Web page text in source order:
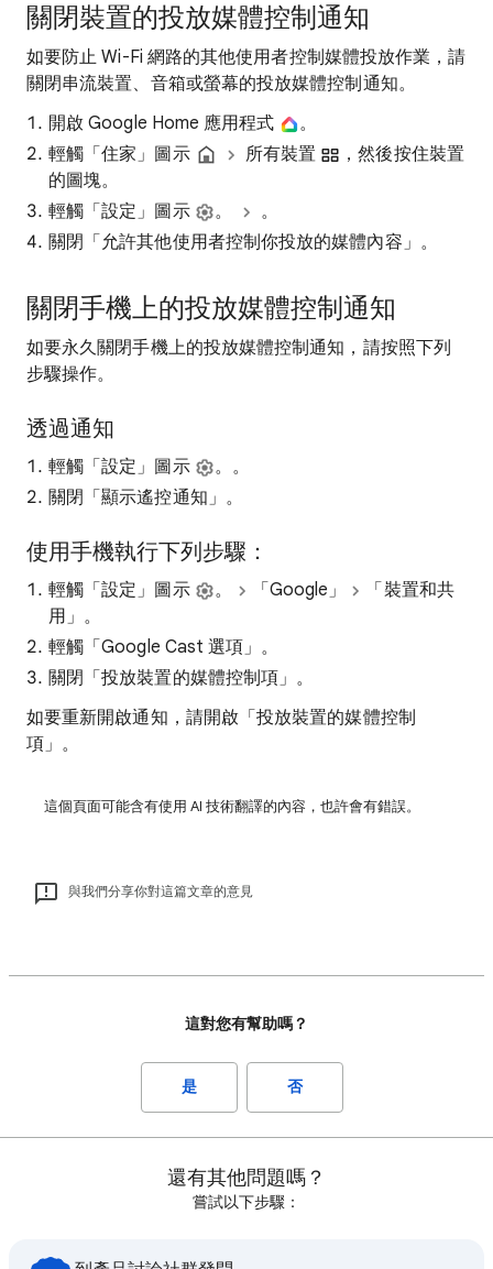
關閉裝置的投放媒體控制通知
如要防止 Wi-Fi 網路的其他使用者控制媒體投放作業，請
關閉串流裝置、音箱或螢幕的投放媒體控制通知。
開啟 Google Home 應用程式
。
輕觸「住家」圖示
所有裝置
，然後按住裝置
的圖塊。
輕觸「設定」圖示
。
。
關閉「允許其他使用者控制你投放的媒體內容」 。
關閉手機上的投放媒體控制通知
如要永久關閉手機上的投放媒體控制通知，請按照下列
步驟操作。
透過通知
輕觸「設定」圖示
。。
關閉「顯示遙控通知」 。
使用手機執行下列步驟：
輕觸「設定」圖示 。 「Google」
「裝置和共
用」 。
輕觸「Google Cast 選項」 。
關閉「投放裝置的媒體控制項」 。
如要重新開啟通知，請開啟「投放裝置的媒體控制
項」 。
這個頁面可能含有使用 AI 技術翻譯的內容，也許會有錯誤。
與我們分享你對這篇文章的意見
這對您有幫助嗎？
是 否
還有其他問題嗎？
嘗試以下步驟：